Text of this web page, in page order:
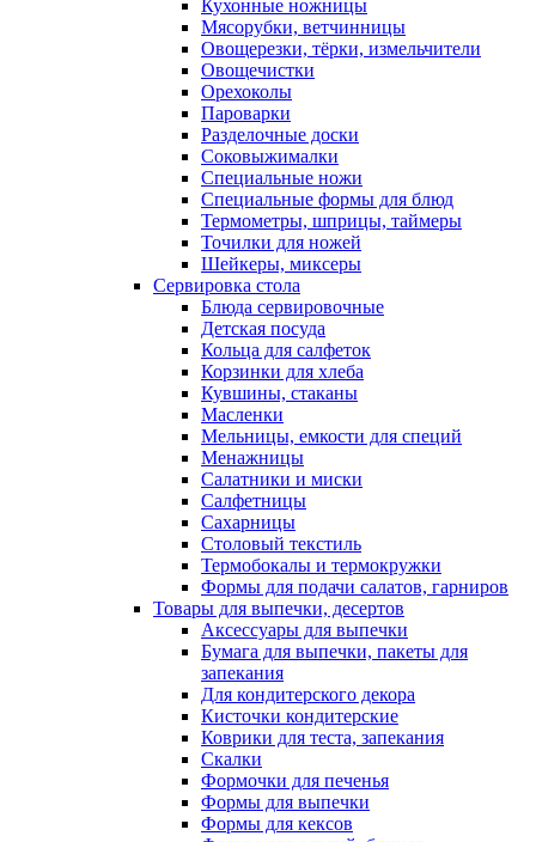
Кухонные ножницы
Мясорубки, ветчинницы
Овощерезки, тёрки, измельчители
Овощечистки
Орехоколы
Пароварки
Разделочные доски
Соковыжималки
Специальные ножи
Специальные формы для блюд
Термометры, шприцы, таймеры
Точилки для ножей
Шейкеры, миксеры
Сервировка стола
Блюда сервировочные
Детская посуда
Кольца для салфеток
Корзинки для хлеба
Кувшины, стаканы
Масленки
Мельницы, емкости для специй
Менажницы
Салатники и миски
Салфетницы
Сахарницы
Столовый текстиль
Термобокалы и термокружки
Формы для подачи салатов, гарниров
Товары для выпечки, десертов
Аксессуары для выпечки
Бумага для выпечки, пакеты для
запекания
Для кондитерского декора
Кисточки кондитерские
Коврики для теста, запекания
Скалки
Формочки для печенья
Формы для выпечки
Формы для кексов